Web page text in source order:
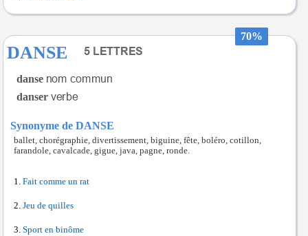
70%
DANSE
danse
danser
Synonyme de DANSE
ballet, chorégraphie, divertissement, biguine, fête, boléro, cotillon,
farandole, cavalcade, gigue, java, pagne, ronde.
Fait comme un rat
Jeu de quilles
Sport en binôme